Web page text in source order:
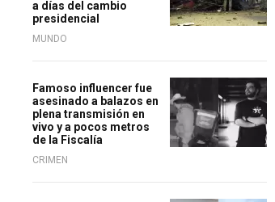
a días del cambio
presidencial
MUNDO
Famoso influencer fue
asesinado a balazos en
plena transmisión en
vivo y a pocos metros
de la Fiscalía
CRIMEN